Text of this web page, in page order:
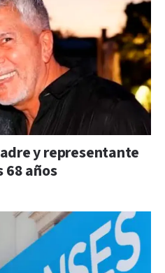
y representante
68 años